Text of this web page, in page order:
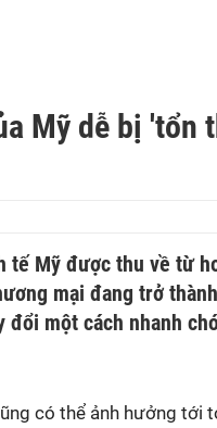
Mỹ dễ bị 'tổn
tế Mỹ được thu về từ
mại đang trở
một cách nhanh
có thể ảnh hưởng tới